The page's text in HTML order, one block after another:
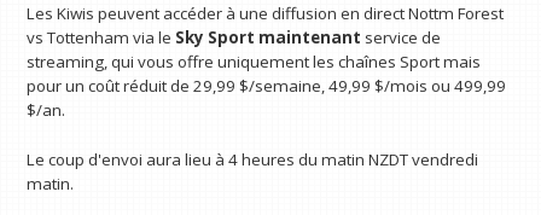
Les Kiwis peuvent accéder à une diffusion en direct Nottm Forest
vs Tottenham via le Sky Sport maintenant service de
streaming, qui vous offre uniquement les chaînes Sport mais
pour un coût réduit de 29,99 $/semaine, 49,99 $/mois ou 499,99
$/an.
Le coup d'envoi aura lieu à 4 heures du matin NZDT vendredi
matin.